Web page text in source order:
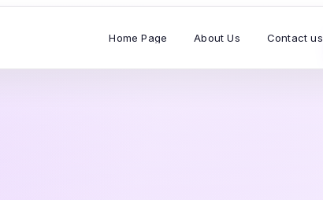
Home Page About Us Contact us